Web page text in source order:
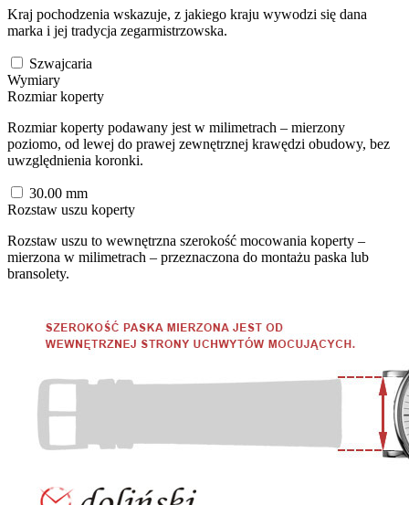
Kraj pochodzenia wskazuje, z jakiego kraju wywodzi się dana
marka i jej tradycja zegarmistrzowska.
Szwajcaria
Wymiary
Rozmiar koperty
Rozmiar koperty podawany jest w milimetrach – mierzony
poziomo, od lewej do prawej zewnętrznej krawędzi obudowy, bez
uwzględnienia koronki.
30.00 mm
Rozstaw uszu koperty
Rozstaw uszu to wewnętrzna szerokość mocowania koperty –
mierzona w milimetrach – przeznaczona do montażu paska lub
bransolety.